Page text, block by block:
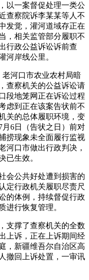
以一案督促处理一类公
查察院诉李某某等人不
发觉，灌河道域存正在
，相关监管部分履职不
行政公益诉讼诉前查
河岸线公里。
河口市农业农村局暗
查察机关的公益诉讼请
段地笼网正在诉讼过程
虑到正在该案告状前不
关的总体履职环境，变
6日（告状之日）前对
捞现象未全面履行监视
河口市做出行政判决，
已生效。
公共好处遭到损害的
定行政机关履职尽责尺
的体例，持续督促行政
进行恢复管理。
撑了查察机关的全数
上诉，正在上诉期间经
，新疆维吾尔自治区高
撤回上诉处置，一审讯